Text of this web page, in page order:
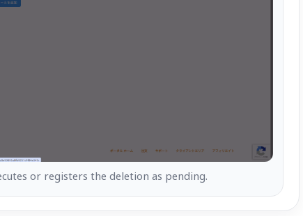
or registers the deletion as pending.